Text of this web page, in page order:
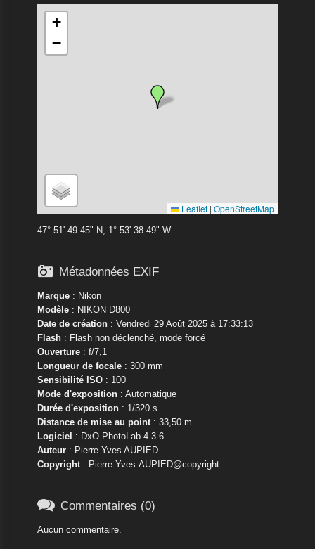
+
−
Leaflet | OpenStreetMap
47° 51' 49.45" N, 1° 53' 38.49" W
 Métadonnées EXIF
Marque: Nikon
Modèle: NIKON D800
Date de création: Vendredi 29 Août 2025 à 17:33:13
Flash: Flash non déclenché, mode forcé
Ouverture: f/7,1
Longueur de focale: 300 mm
Sensibilité ISO: 100
Mode d'exposition: Automatique
Durée d'exposition: 1/320 s
Distance de mise au point: 33,50 m
Logiciel : DxO PhotoLab 4.3.6
Auteur: Pierre-Yves AUPIED
Copyright: Pierre-Yves-AUPIED@copyright
 Commentaires (0)
Aucun commentaire.